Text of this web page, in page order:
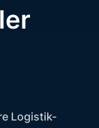
Logistik-